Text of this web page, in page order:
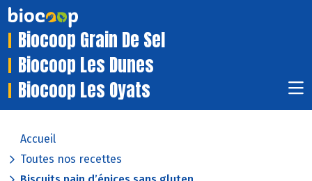
Biocoop Grain De Sel
Biocoop Les Dunes
Biocoop Les Oyats
Accueil
Toutes nos recettes